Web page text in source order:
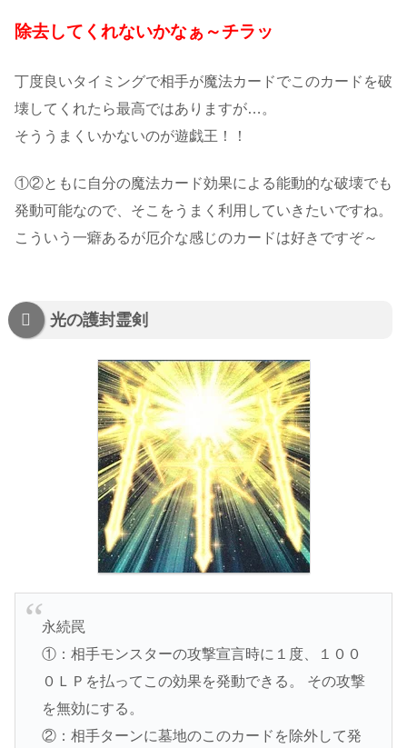
除去してくれないかなぁ～チラッ
丁度良いタイミングで相手が魔法カードでこのカードを破
壊してくれたら最高ではありますが…。
そううまくいかないのが遊戯王！！
①②ともに自分の魔法カード効果による能動的な破壊でも
発動可能なので、そこをうまく利用していきたいですね。
こういう一癖あるが厄介な感じのカードは好きですぞ～
光の護封霊剣
永続罠
①：相手モンスターの攻撃宣言時に１度、１００
０ＬＰを払ってこの効果を発動できる。 その攻撃
を無効にする。
②：相手ターンに墓地のこのカードを除外して発